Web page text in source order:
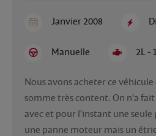
Janvier 2008
Manuelle 2L -
Nous avons acheter ce véhicule
somme très content. On n'a fait
avec et pour l'instant une seule
une panne moteur mais un